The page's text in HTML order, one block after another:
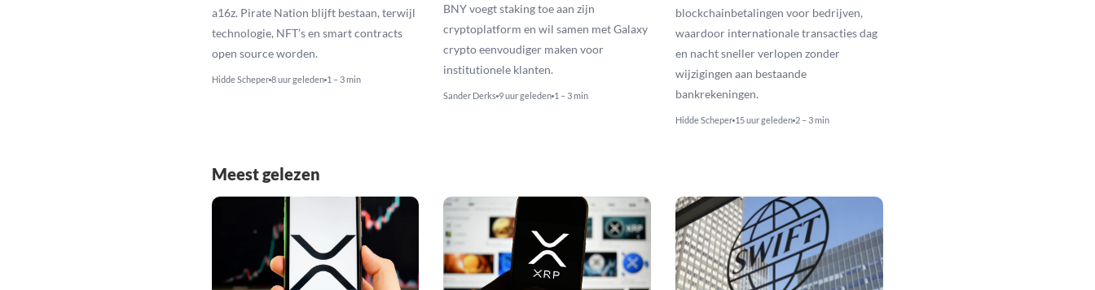
a16z. Pirate Nation blijft bestaan, terwijl
technologie, NFT’s en smart contracts
open source worden.
Hidde Scheper 8 uur geleden 1 – 3 min
BNY voegt staking toe aan zijn
cryptoplatform en wil samen met Galaxy
crypto eenvoudiger maken voor
institutionele klanten.
Sander Derks 9 uur geleden 1 – 3 min
blockchainbetalingen voor bedrijven,
waardoor internationale transacties dag
en nacht sneller verlopen zonder
wijzigingen aan bestaande
bankrekeningen.
Hidde Scheper 15 uur geleden 2 – 3 min
Meest gelezen